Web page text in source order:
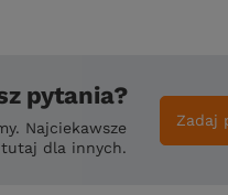
pytania?
Najciekawsze
dla innych.
Zadaj